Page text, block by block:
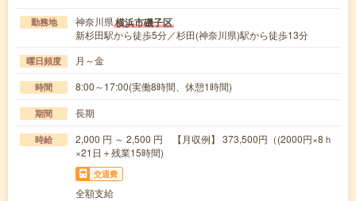
勤務地 神奈川県横浜市磯子区
新杉田駅から徒歩5分／杉田(神奈川県)駅から徒歩13分
曜日頻度 月～金
時間 8:00～17:00(実働8時間、休憩1時間)
期間 長期
時給
2,000 円 ～ 2,500 円 【月収例】 373,500円（(2000円×8ｈ
×21日＋残業15時間)
交通費
全額支給